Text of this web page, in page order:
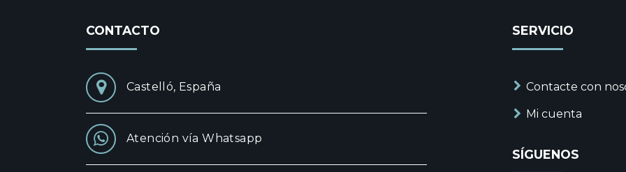
CONTACTO
Castelló, España
Atención vía Whatsapp
SERVICIO
Contacte con
Mi cuenta
SÍGUENOS